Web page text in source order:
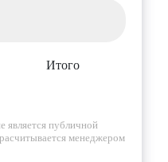
Итого
является публичной
менеджером